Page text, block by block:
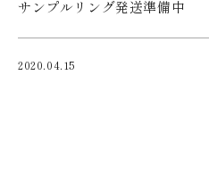
サンプルリング発送準備中
2020.04.15